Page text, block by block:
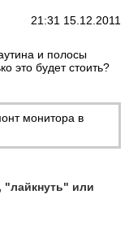
21:31 15.12.2011
и полосы
это будет стоить?
монитора в
"лайкнуть" или